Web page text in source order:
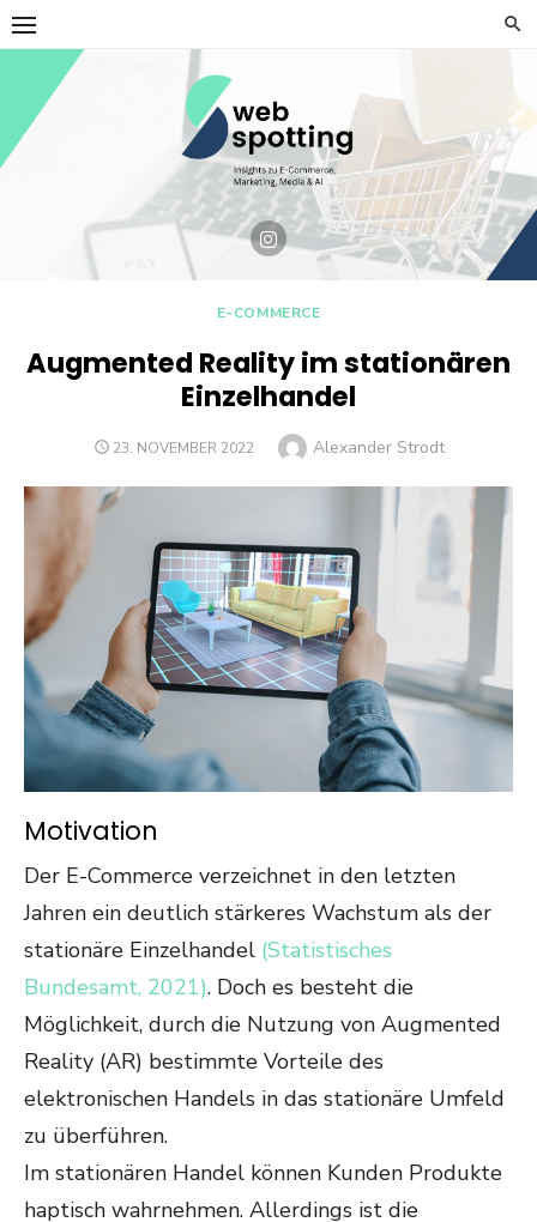
Skip
to
content
E-COMMERCE
Augmented Reality im stationären
Einzelhandel
POSTED
23. NOVEMBER 2022 Author
Alexander Strodt
Motivation
Der E-Commerce verzeichnet in den letzten
Jahren ein deutlich stärkeres Wachstum als der
stationäre Einzelhandel (Statistisches
Bundesamt, 2021). Doch es besteht die
Möglichkeit, durch die Nutzung von Augmented
Reality (AR) bestimmte Vorteile des
elektronischen Handels in das stationäre Umfeld
zu überführen.
Im stationären Handel können Kunden Produkte
haptisch wahrnehmen. Allerdings ist die